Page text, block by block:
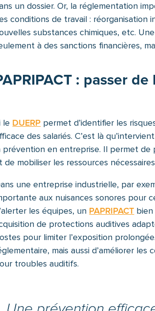
un dossier. Or, la réglementation
conditions de travail :
substances chimiques, etc.
à des sanctions financières,
: passer
le DUERP permet d’identifier les
des salariés. C’est là
prévention en entreprise. Il permet de
de mobiliser les ressources
une entreprise industrielle, par
aux nuisances sonores pour
les équipes, un PAPRIPACT
de protections auditives
pour limiter l’exposition
mais aussi d’améliorer
troubles auditifs.